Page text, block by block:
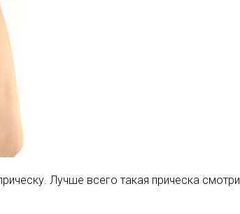
Лучше всего такая прическа